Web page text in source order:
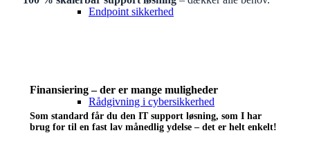
Endpoint sikkerhed
Rådgivning i cybersikkerhed
Finansiering – der er mange muligheder
Som standard får du den IT support løsning, som I har
brug for til en fast lav månedlig ydelse – det er helt enkelt!